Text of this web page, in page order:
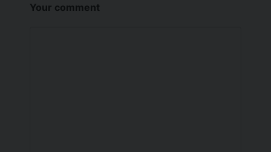
Your comment